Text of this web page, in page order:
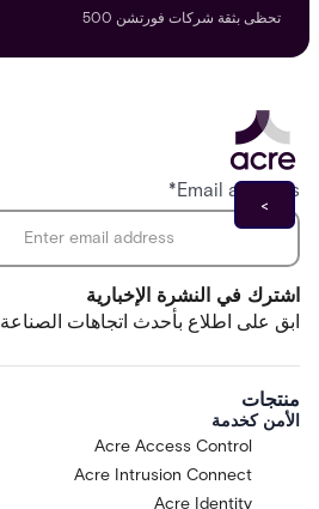
تحظى بثقة شركات فورتشن 500
اشترك في النشرة الإخبارية
ابق على اطلاع بأحدث اتجاهات الصناعة
Email address
*
منتجات
الأمن كخدمة
Acre Access Control
Acre Intrusion Connect
Acre Identity